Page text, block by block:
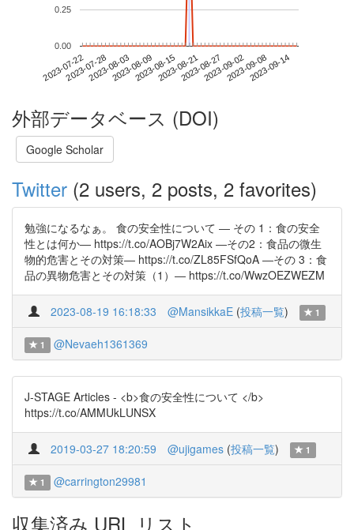
2023-07-222023-07-282023-08-032023-08-092023-08-152023-08-212023-08-272023-09-022023-09-082023-09-14
0.00
0.25
外部データベース (DOI)
Google Scholar
Twitter (2 users, 2 posts, 2 favorites)
勉強になるなぁ。 食の安全性について ― その 1：食の安全
性とは何か― https://t.co/AOBj7W2Aix ―その2：食品の微生
物的危害とその対策― https://t.co/ZL85FSfQoA ―その 3：食
品の異物危害とその対策（1）― https://t.co/WwzOEZWEZM
2023-08-19 16:18:33 @MansikkaE (投稿一覧) 1
1 @Nevaeh1361369
J-STAGE Articles - <b>食の安全性について </b>
https://t.co/AMMUkLUNSX
2019-03-27 18:20:59 @ujigames (投稿一覧) 1
1 @carrington29981
収集済み URL リスト